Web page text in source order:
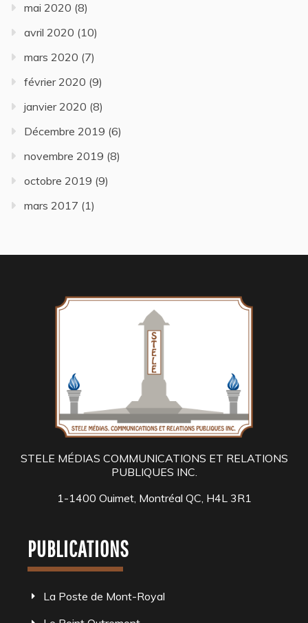
mai 2020 (8)
avril 2020 (10)
mars 2020 (7)
février 2020 (9)
janvier 2020 (8)
Décembre 2019 (6)
novembre 2019 (8)
octobre 2019 (9)
mars 2017 (1)
STELE MÉDIAS COMMUNICATIONS ET RELATIONS
PUBLIQUES INC.
1-1400 Ouimet, Montréal QC, H4L 3R1
PUBLICATIONS
La Poste de Mont-Royal